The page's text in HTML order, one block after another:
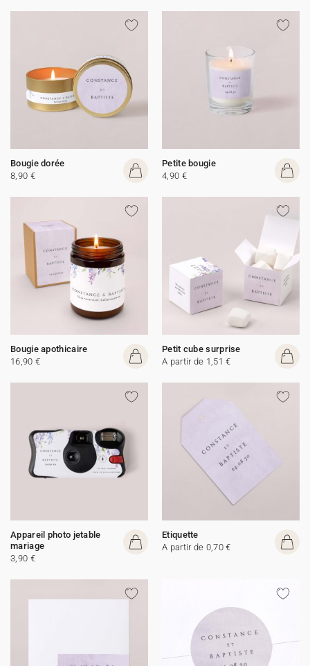
Bougie dorée
8,90 €
Petite bougie
4,90 €
Bougie apothicaire
16,90 €
Petit cube surprise
A partir de 1,51 €
Appareil photo jetable
mariage
3,90 €
Etiquette
A partir de 0,70 €